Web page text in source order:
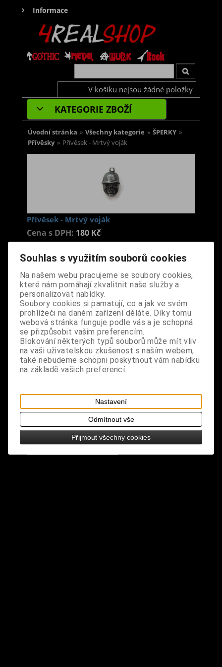
Informace
V košíku nejsou žádné položky
KATEGORIE ZBOŽÍ
Úvodní stránka » Všechny kategorie » ŠPERKY »
Přívěsky » Přívěsek - Mrtvý voják
Přívěsek - Mrtvý voják
Cena s DPH: 180 Kč
Dodání dny: skladem
ks
Koupit
Tabulky velikostí: zde
Výrobce:CZ
Katalogové číslo:DOJMPRIBPUS3837
Záruka (měsíců):24
Dotaz na výrobek
Tisk
materiál: kov - zinkoslitina
rozměry: výška 2,2 cm, šířka 1,8 cm
Souhlas s využitím souborů cookies
Na našem webu pracujeme se soubory cookies,
které nám pomáhají zkvalitnit naše služby a
personalizovat nabídky.
Soubory cookies si pamatují, co a jak ve svém
prohlížeči na daném zařízení děláte. Díky tomu
webová stránka funguje podle vás a je schopná
se přizpůsobit vašim preferencím.
Blokování některých typů souborů může mít vliv
na vaši uživatelskou zkušenost s naším webem,
také nebudeme schopni poskytnout vám nabídku
na základě vašich preferencí.
Nastavení
Odmítnout vše
Přijmout všechny cookies